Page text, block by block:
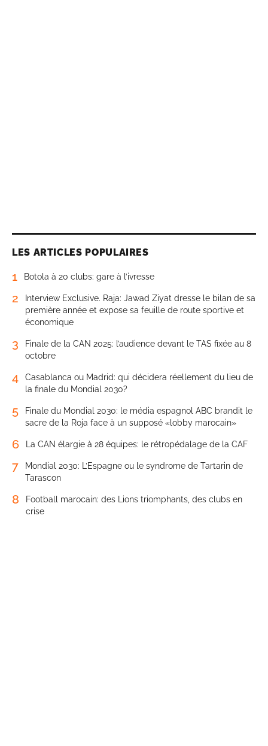
LES ARTICLES POPULAIRES
1 Botola à 20 clubs: gare à l’ivresse
2
Interview Exclusive. Raja: Jawad Ziyat dresse le bilan de sa
première année et expose sa feuille de route sportive et
économique
3
Finale de la CAN 2025: l’audience devant le TAS fixée au 8
octobre
4
Casablanca ou Madrid: qui décidera réellement du lieu de
la finale du Mondial 2030?
5
Finale du Mondial 2030: le média espagnol ABC brandit le
sacre de la Roja face à un supposé «lobby marocain»
6 La CAN élargie à 28 équipes: le rétropédalage de la CAF
7
Mondial 2030: L’Espagne ou le syndrome de Tartarin de
Tarascon
8
Football marocain: des Lions triomphants, des clubs en
crise